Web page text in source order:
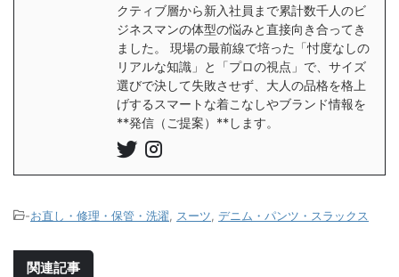
クティブ層から新入社員まで累計数千人のビ
ジネスマンの体型の悩みと直接向き合ってき
ました。 現場の最前線で培った「忖度なしの
リアルな知識」と「プロの視点」で、サイズ
選びで決して失敗させず、大人の品格を格上
げするスマートな着こなしやブランド情報を
**発信（ご提案）**します。
-お直し・修理・保管・洗濯 スーツ デニム・パンツ・スラックス
関連記事